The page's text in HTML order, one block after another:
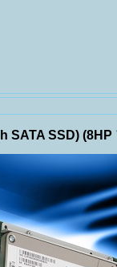
SATA SSD) (8HP